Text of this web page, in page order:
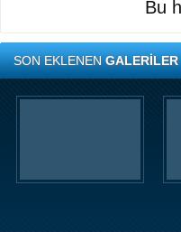
Bu
SON EKLENENGALERİLER